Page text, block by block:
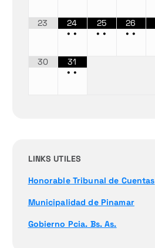
23
24
••
25
••
26
••
30
31
••
LINKS UTILES
Honorable Tribunal de Cuentas
Municipalidad de Pinamar
Gobierno Pcia. Bs. As.